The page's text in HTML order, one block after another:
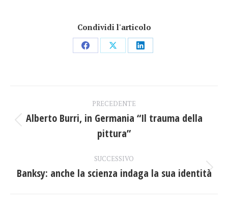
Condividi l'articolo
CondividiCondividiCondividi
tra
post
PRECEDENTE
Post
precedente:
Alberto Burri, in Germania “Il trauma della
pittura”
SUCCESSIVO
Prossimo
Banksy: anche la scienza indaga la sua identità